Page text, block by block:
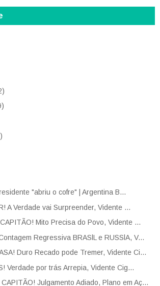
"abriu o cofre" | Argentina B...
A Verdade vai Surpreender, Vidente ...
Mito Precisa do Povo, Vidente ...
Regressiva BRASlL e RUSSlA, V...
Duro Recado pode Tremer, Vidente Ci...
Verdade por trás Arrepia, Vidente Cig...
Julgamento Adiado, Plano em Aç...